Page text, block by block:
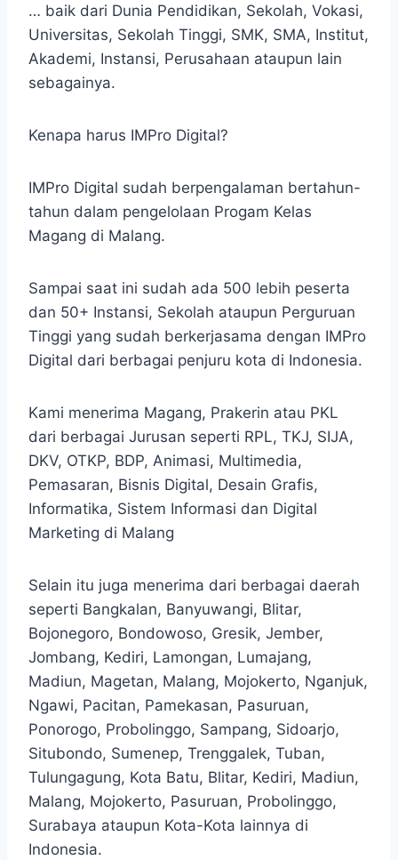
… baik dari Dunia Pendidikan, Sekolah, Vokasi,
Universitas, Sekolah Tinggi, SMK, SMA, Institut,
Akademi, Instansi, Perusahaan ataupun lain
sebagainya.
Kenapa harus IMPro Digital?
IMPro Digital sudah berpengalaman bertahun-
tahun dalam pengelolaan Progam Kelas
Magang di Malang.
Sampai saat ini sudah ada 500 lebih peserta
dan 50+ Instansi, Sekolah ataupun Perguruan
Tinggi yang sudah berkerjasama dengan IMPro
Digital dari berbagai penjuru kota di Indonesia.
Kami menerima Magang, Prakerin atau PKL
dari berbagai Jurusan seperti RPL, TKJ, SIJA,
DKV, OTKP, BDP, Animasi, Multimedia,
Pemasaran, Bisnis Digital, Desain Grafis,
Informatika, Sistem Informasi dan Digital
Marketing di Malang
Selain itu juga menerima dari berbagai daerah
seperti Bangkalan, Banyuwangi, Blitar,
Bojonegoro, Bondowoso, Gresik, Jember,
Jombang, Kediri, Lamongan, Lumajang,
Madiun, Magetan, Malang, Mojokerto, Nganjuk,
Ngawi, Pacitan, Pamekasan, Pasuruan,
Ponorogo, Probolinggo, Sampang, Sidoarjo,
Situbondo, Sumenep, Trenggalek, Tuban,
Tulungagung, Kota Batu, Blitar, Kediri, Madiun,
Malang, Mojokerto, Pasuruan, Probolinggo,
Surabaya ataupun Kota-Kota lainnya di
Indonesia.